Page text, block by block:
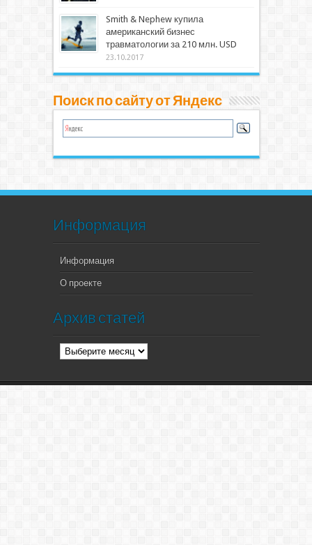
Smith & Nephew купила
американский бизнес
травматологии за 210 млн. USD
23.10.2017
Поиск по сайту от Яндекс
Информация
Информация
О проекте
Архив статей
Архив
статей